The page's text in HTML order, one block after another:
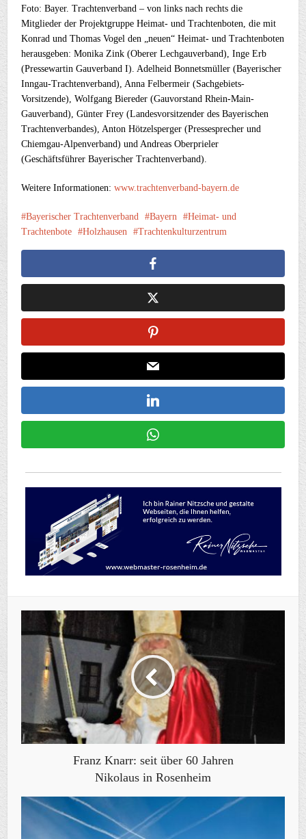
Foto: Bayer. Trachtenverband – von links nach rechts die
Mitglieder der Projektgruppe Heimat- und Trachtenboten, die mit
Konrad und Thomas Vogel den „neuen“ Heimat- und Trachtenboten
herausgeben: Monika Zink (Oberer Lechgauverband), Inge Erb
(Pressewartin Gauverband I). Adelheid Bonnetsmüller (Bayerischer
Inngau-Trachtenverband), Anna Felbermeir (Sachgebiets-
Vorsitzende), Wolfgang Biereder (Gauvorstand Rhein-Main-
Gauverband), Günter Frey (Landesvorsitzender des Bayerischen
Trachtenverbandes), Anton Hötzelsperger (Pressesprecher und
Chiemgau-Alpenverband) und Andreas Oberprieler
(Geschäftsführer Bayerischer Trachtenverband).
Weitere Informationen:www.trachtenverband-bayern.de
Bayerischer Trachtenverband Bayern
Heimat- und
Trachtenbote
Holzhausen Trachtenkulturzentrum
Franz Knarr: seit über 60 Jahren
Nikolaus in Rosenheim